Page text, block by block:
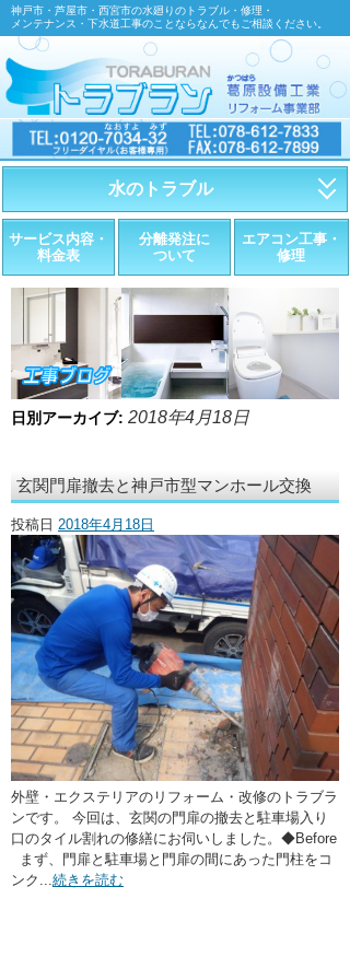
神戸市・芦屋市・西宮市の水廻りのトラブル・修理・
メンテナンス・下水道工事のことならなんでもご相談ください。
水のトラブル
・トイレが詰まったら
・トイレが漏れたら
・水道管が漏れたら
・排水が詰まったら
・悪臭調査
・ここに水栓がほしい
・水廻りメンテナンス
サービス内容・
料金表
分離発注に
ついて
エアコン工事・
修理
日別アーカイブ: 2018年4月18日
玄関門扉撤去と神戸市型マンホール交換
投稿日 2018年4月18日
外壁・エクステリアのリフォーム・改修のトラブラ
ンです。 今回は、玄関の門扉の撤去と駐車場入り
口のタイル割れの修繕にお伺いしました。◆Before
まず、門扉と駐車場と門扉の間にあった門柱をコ
ンク... 続きを読む